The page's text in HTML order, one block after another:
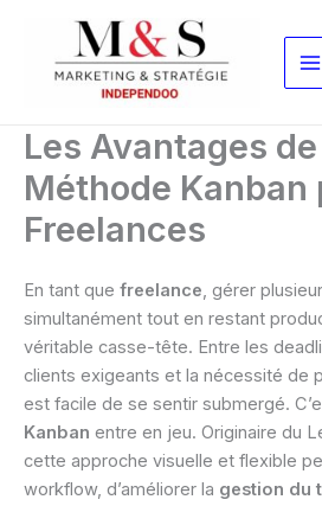
contenu
Les Avantages
Méthode Kanban
Freelances
En tant que freelance, gérer
simultanément tout en restant
véritable casse-tête. Entre les
clients exigeants et la nécessité de
est facile de se sentir submergé.
Kanban entre en jeu. Originaire du
cette approche visuelle et flexible
workflow, d’améliorer la gestion du